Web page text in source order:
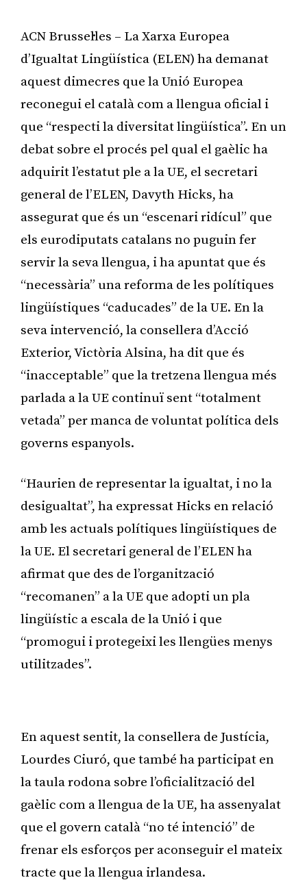
ACN Brussel·les – La Xarxa Europea
d’Igualtat Lingüística (ELEN) ha demanat
aquest dimecres que la Unió Europea
reconegui el català com a llengua oficial i
que “respecti la diversitat lingüística”. En un
debat sobre el procés pel qual el gaèlic ha
adquirit l’estatut ple a la UE, el secretari
general de l’ELEN, Davyth Hicks, ha
assegurat que és un “escenari ridícul” que
els eurodiputats catalans no puguin fer
servir la seva llengua, i ha apuntat que és
“necessària” una reforma de les polítiques
lingüístiques “caducades” de la UE. En la
seva intervenció, la consellera d’Acció
Exterior, Victòria Alsina, ha dit que és
“inacceptable” que la tretzena llengua més
parlada a la UE continuï sent “totalment
vetada” per manca de voluntat política dels
governs espanyols.
“Haurien de representar la igualtat, i no la
desigualtat”, ha expressat Hicks en relació
amb les actuals polítiques lingüístiques de
la UE. El secretari general de l’ELEN ha
afirmat que des de l’organització
“recomanen” a la UE que adopti un pla
lingüístic a escala de la Unió i que
“promogui i protegeixi les llengües menys
utilitzades”.
En aquest sentit, la consellera de Justícia,
Lourdes Ciuró, que també ha participat en
la taula rodona sobre l’oficialització del
gaèlic com a llengua de la UE, ha assenyalat
que el govern català “no té intenció” de
frenar els esforços per aconseguir el mateix
tracte que la llengua irlandesa.